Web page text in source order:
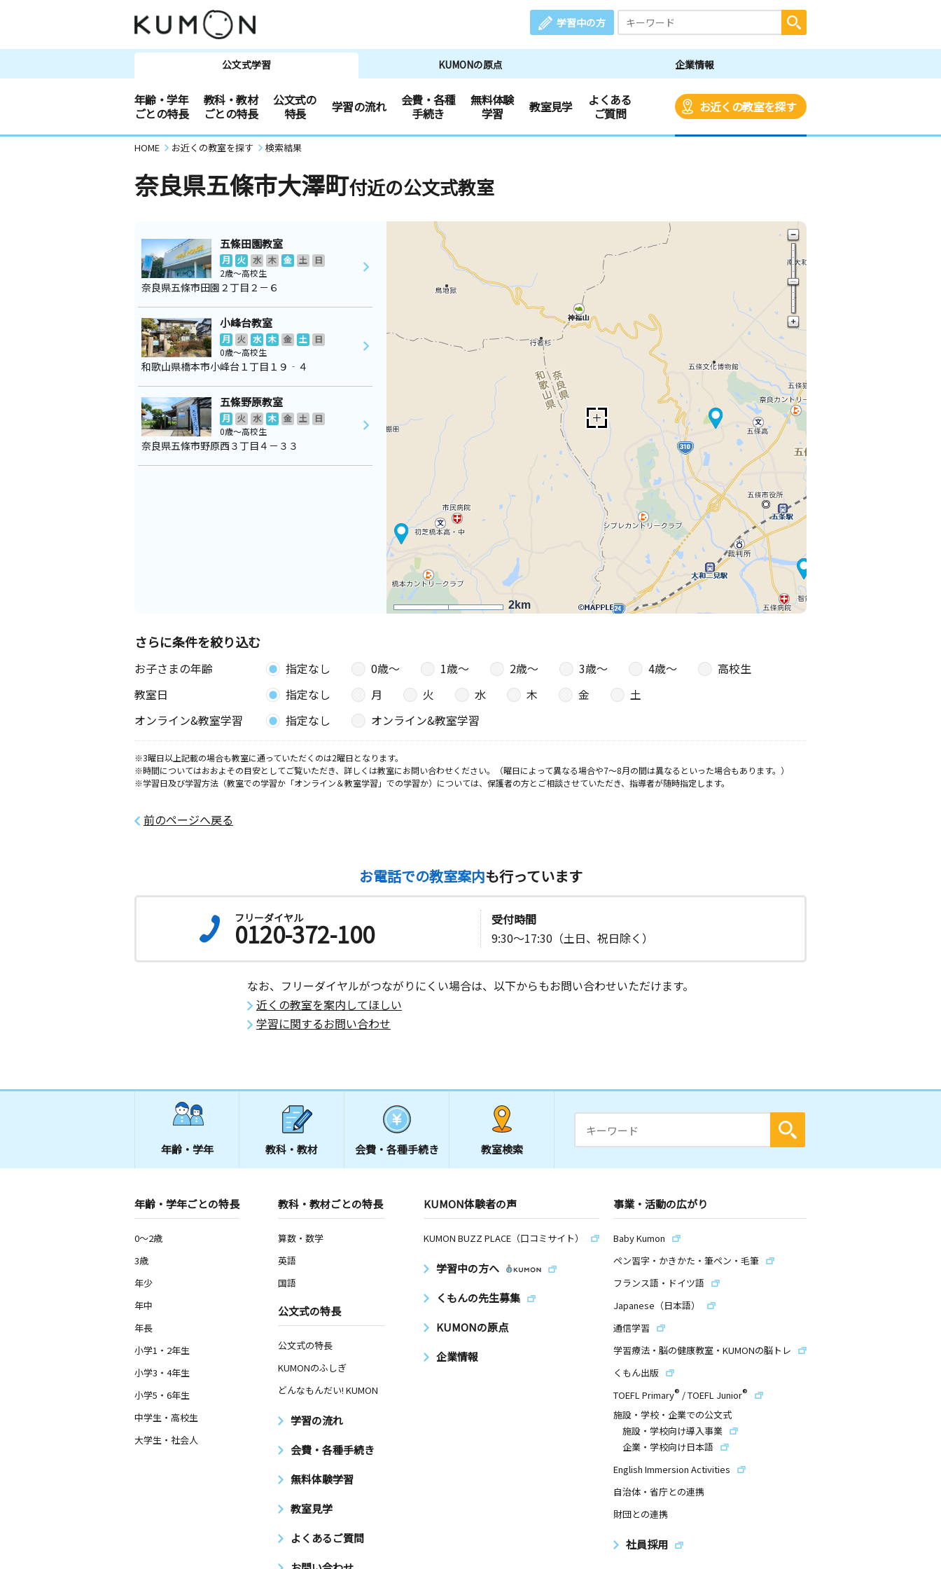
学習中の方
公文式学習 KUMONの原点 企業情報
年齢・学年
ごとの特長
教科・教材
ごとの特長
公文式の
特長
学習の流れ
会費・各種
手続き
無料体験
学習
教室見学
よくある
ご質問
お近くの教室を探す
HOME お近くの教室を探す 検索結果
奈良県五條市大澤町付近の公文式教室
2km
五條田園教室
月 火 水 木 金 土
日
2歳～高校生
奈良県五條市田園２丁目２－６
小峰台教室
月 火 水 木 金 土
日
0歳～高校生
和歌山県橋本市小峰台１丁目１９‐４
五條野原教室
月 火 水 木 金 土
日
0歳～高校生
奈良県五條市野原西３丁目４－３３
さらに条件を絞り込む
お子さまの年齢 指定なし 0歳〜 1歳〜 2歳〜 3歳〜 4歳〜
高校生
教室日
指定なし 月 火 水 木 金
土
オンライン&教室学習
指定なし オンライン&教室学習
※3曜日以上記載の場合も教室に通っていただくのは2曜日となります。
※時間についてはおおよその目安としてご覧いただき、詳しくは教室にお問い合わせください。（曜日によって異なる場合や7～8月の間は異なるといった場合もあります。）
※学習日及び学習方法（教室での学習か「オンライン＆教室学習」での学習か）については、保護者の方とご相談させていただき、指導者が随時指定します。
前のページへ戻る
お電話での教室案内も行っています
フリーダイヤル
0120-372-100
受付時間
9:30～17:30（土日、祝日除く）
なお、フリーダイヤルがつながりにくい場合は、以下からもお問い合わせいただけます。
近くの教室を案内してほしい
学習に関するお問い合わせ
年齢・学年 教科・教材 会費・ 各種手続き 教室検索
年齢・学年ごとの特長
0～2歳
3歳
年少
年中
年長
小学1・2年生
小学3・4年生
小学5・6年生
中学生・高校生
大学生・社会人
教科・教材ごとの特長
算数・数学
英語
国語
公文式の特長
公文式の特長
KUMONのふしぎ
どんなもんだい! KUMON
学習の流れ
会費・各種手続き
無料体験学習
教室見学
よくあるご質問
KUMON体験者の声
KUMON BUZZ PLACE（口コミサイト）
学習中の方へ
くもんの先生募集
KUMONの原点
企業情報
事業・活動の広がり
Baby Kumon
ペン習字・かきかた・筆ペン・毛筆
フランス語・ドイツ語
Japanese（日本語）
通信学習
学習療法・脳の健康教室・KUMONの脳トレ
くもん出版
TOEFL Primary® /TOEFL Junior®
施設・学校・企業での公文式
施設・学校向け導入事業
企業・学校向け日本語
English Immersion Activities
自治体・省庁との連携
財団との連携
社員採用